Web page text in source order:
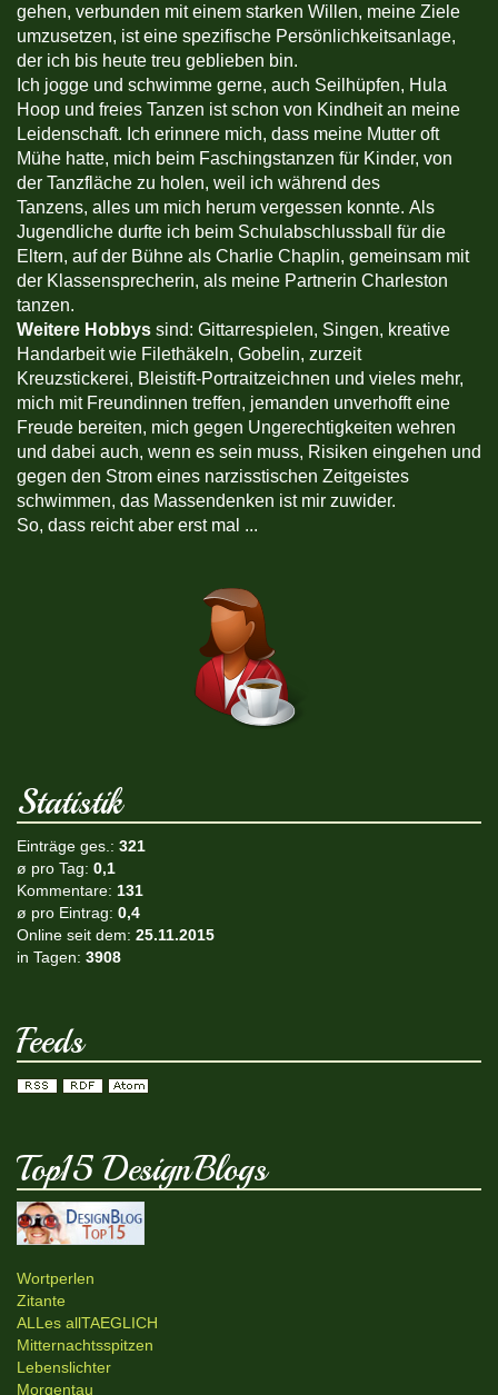
gehen, verbunden mit einem starken Willen, meine Ziele
umzusetzen, ist eine spezifische Persönlichkeitsanlage,
der ich bis heute treu geblieben bin.
Ich jogge und schwimme gerne, auch Seilhüpfen, Hula
Hoop und freies Tanzen ist schon von Kindheit an meine
Leidenschaft. Ich erinnere mich, dass meine Mutter oft
Mühe hatte, mich beim Faschingstanzen für Kinder, von
der Tanzfläche zu holen, weil ich während des
Tanzens, alles um mich herum vergessen konnte. Als
Jugendliche durfte ich beim Schulabschlussball für die
Eltern, auf der Bühne als Charlie Chaplin, gemeinsam mit
der Klassensprecherin, als meine Partnerin Charleston
tanzen.
Weitere Hobbys sind: Gittarrespielen, Singen, kreative
Handarbeit wie Filethäkeln, Gobelin, zurzeit
Kreuzstickerei, Bleistift-Portraitzeichnen und vieles mehr,
mich mit Freundinnen treffen, jemanden unverhofft eine
Freude bereiten, mich gegen Ungerechtigkeiten wehren
und dabei auch, wenn es sein muss, Risiken eingehen und
gegen den Strom eines narzisstischen Zeitgeistes
schwimmen, das Massendenken ist mir zuwider.
So, dass reicht aber erst mal ...
Statistik
Einträge ges.: 321
ø pro Tag: 0,1
Kommentare: 131
ø pro Eintrag: 0,4
Online seit dem: 25.11.2015
in Tagen: 3908
Feeds
Top15 DesignBlogs
Wortperlen
Zitante
ALLes allTAEGLICH
Mitternachtsspitzen
Lebenslichter
Morgentau